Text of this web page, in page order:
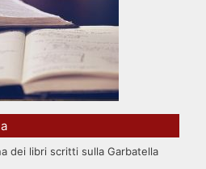
dei libri scritti sulla Garbatella